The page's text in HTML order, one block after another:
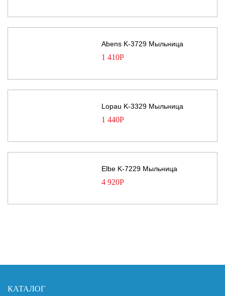
Abens K-3729 Мыльница
1 410Р
Lopau K-3329 Мыльница
1 440Р
Elbe K-7229 Мыльница
4 920Р
КАТАЛОГ